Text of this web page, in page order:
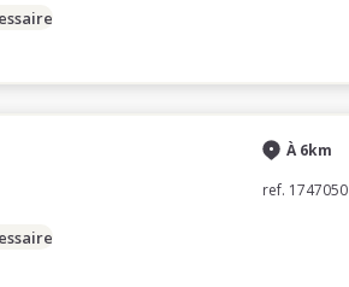
À 6km
ref. 1747050